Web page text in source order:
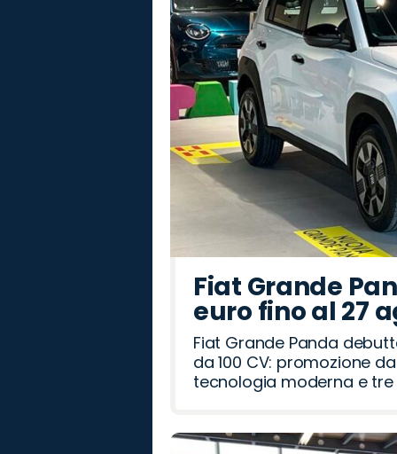
Fiat Grande
euro fino al 27
Fiat Grande Panda
da 100 CV: promozione
tecnologia moderna e